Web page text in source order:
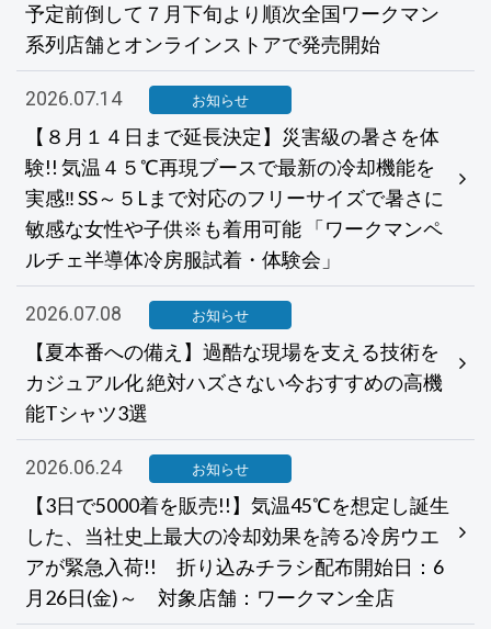
予定前倒して７月下旬より順次全国ワークマン
系列店舗とオンラインストアで発売開始
2026.07.14 お知らせ
【８月１４日まで延長決定】災害級の暑さを体
験!! 気温４５℃再現ブースで最新の冷却機能を
実感‼ SS～５Lまで対応のフリーサイズで暑さに
敏感な女性や子供※も着用可能 「ワークマンペ
ルチェ半導体冷房服試着・体験会」
2026.07.08 お知らせ
【夏本番への備え】過酷な現場を支える技術を
カジュアル化 絶対ハズさない今おすすめの高機
能Tシャツ3選
2026.06.24 お知らせ
【3日で5000着を販売!!】気温45℃を想定し誕生
した、当社史上最大の冷却効果を誇る冷房ウエ
アが緊急入荷!! 折り込みチラシ配布開始日：6
月26日(金)～ 対象店舗：ワークマン全店